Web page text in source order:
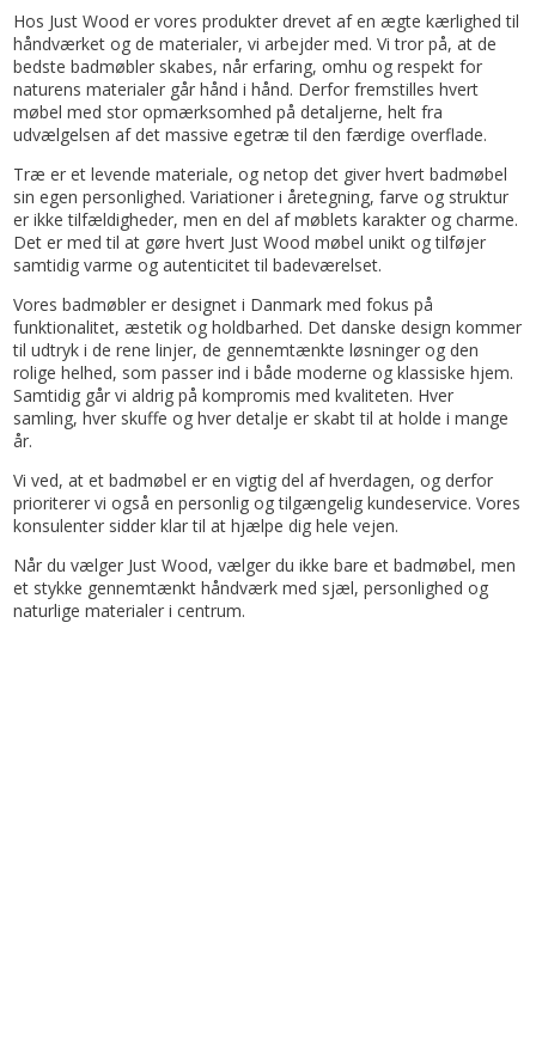
Hos Just Wood er vores produkter drevet af en ægte kærlighed til
håndværket og de materialer, vi arbejder med. Vi tror på, at de
bedste badmøbler skabes, når erfaring, omhu og respekt for
naturens materialer går hånd i hånd. Derfor fremstilles hvert
møbel med stor opmærksomhed på detaljerne, helt fra
udvælgelsen af det massive egetræ til den færdige overflade.
Træ er et levende materiale, og netop det giver hvert badmøbel
sin egen personlighed. Variationer i åretegning, farve og struktur
er ikke tilfældigheder, men en del af møblets karakter og charme.
Det er med til at gøre hvert Just Wood møbel unikt og tilføjer
samtidig varme og autenticitet til badeværelset.
Vores badmøbler er designet i Danmark med fokus på
funktionalitet, æstetik og holdbarhed. Det danske design kommer
til udtryk i de rene linjer, de gennemtænkte løsninger og den
rolige helhed, som passer ind i både moderne og klassiske hjem.
Samtidig går vi aldrig på kompromis med kvaliteten. Hver
samling, hver skuffe og hver detalje er skabt til at holde i mange
år.
Vi ved, at et badmøbel er en vigtig del af hverdagen, og derfor
prioriterer vi også en personlig og tilgængelig kundeservice. Vores
konsulenter sidder klar til at hjælpe dig hele vejen.
Når du vælger Just Wood, vælger du ikke bare et badmøbel, men
et stykke gennemtænkt håndværk med sjæl, personlighed og
naturlige materialer i centrum.